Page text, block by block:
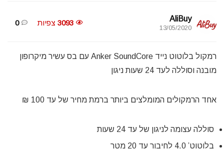
AliBuy
13/05/2020
3093 צפיות 0
רמקול בלוטוט נייד Anker SoundCore עם בס עשיר מיקרופון
מובנה וסוללה לעד 24 שעות ניגון
אחד הרמקולים המומלצים ביותר ברמת מחיר של עד 100 ₪
סוללה עצומה לניגון של עד 24 שעות
בלוטוט’ 4.0 לחיבור עד 20 מטר